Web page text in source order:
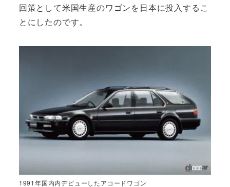
回策として米国生産のワゴンを日本に投入するこ
とにしたのです。
1991年国内内デビューしたアコードワゴン